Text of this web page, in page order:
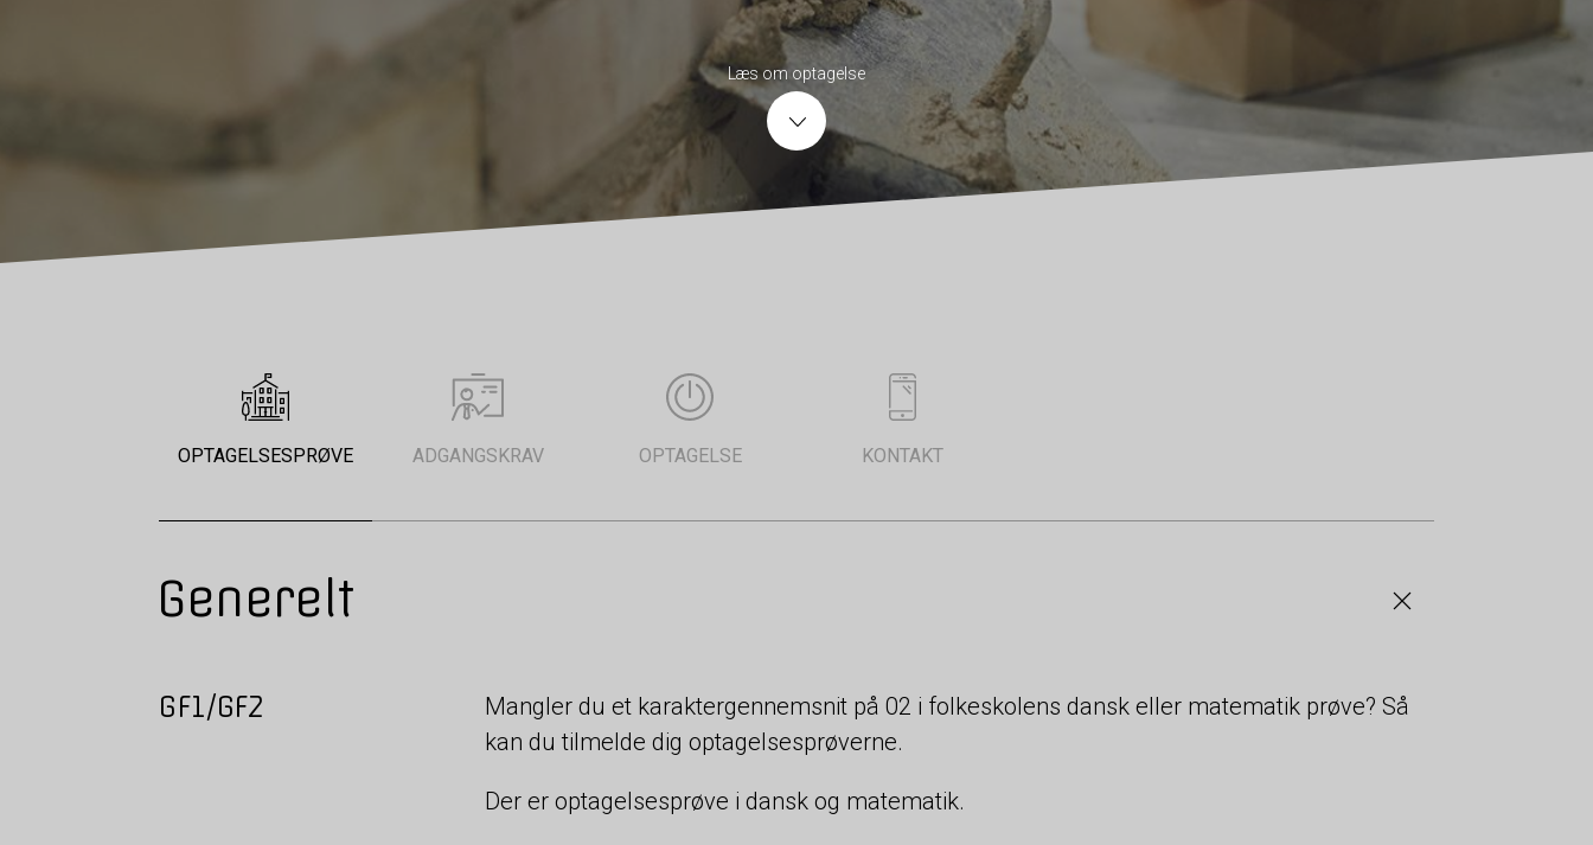
Læs om optagelse
OPTAGELSESPRØVE ADGANGSKRAV OPTAGELSE KONTAKT
Generelt
GF1/GF2
Mangler du et karaktergennemsnit på 02 i folkeskolens dansk eller matematik prøve? Så
kan du tilmelde dig optagelsesprøverne.
Der er optagelsesprøve i dansk og matematik.